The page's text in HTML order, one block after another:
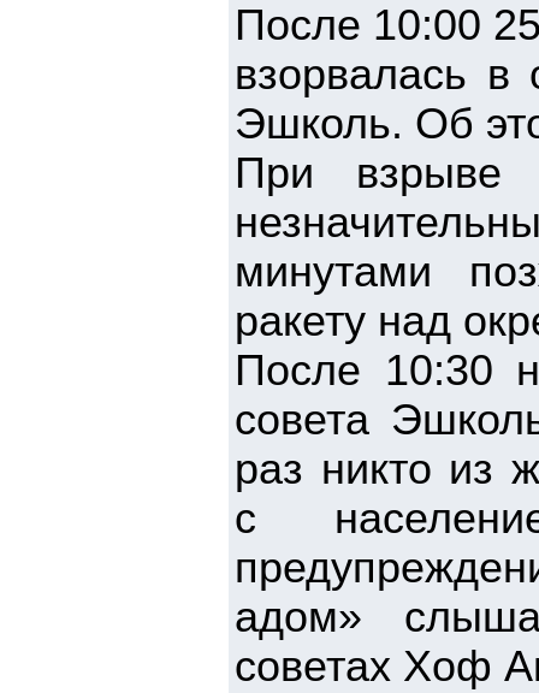
После 10:00
взорвалась в
Эшколь. Об
При взрыве
минутами
ракету над
После 10:30
совета
раз никто из
с
адом»
советах Хоф